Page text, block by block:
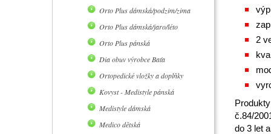
2
č.84/
do 3 let
Orto Plus dámská/podzim/zima
Orto Plus dámská/jaro/léto
Orto Plus pánská
Dia obuv výrobce Baťa
Ortopedické vložky a doplňky
Kovyst - Medistyle pánská
Medistyle dámská
Medico dětská